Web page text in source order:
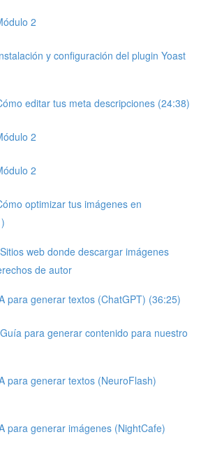
2
y configuración del plugin Yoast
editar tus meta descripciones (24:38)
2
2
optimizar tus imágenes en
web donde descargar imágenes
de autor
para generar textos (ChatGPT) (36:25)
para generar contenido para nuestro
para generar textos (NeuroFlash)
para generar imágenes (NightCafe)